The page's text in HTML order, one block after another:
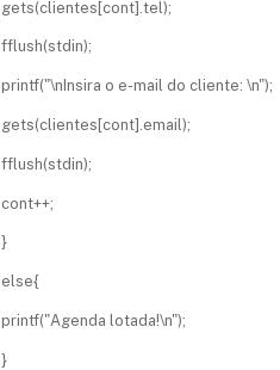
gets(clientes[cont].tel);
fflush(stdin);
printf("\nInsira o e-mail do cliente: \n");
gets(clientes[cont].email);
fflush(stdin);
cont++;
}
else{
printf("Agenda lotada!\n");
}